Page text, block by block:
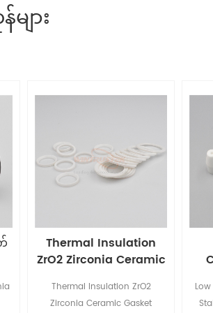
ား
Thermal Insulation
ZrO2 Zirconia Ceramic
Thermal Insulation ZrO2
Zirconia Ceramic Gasket